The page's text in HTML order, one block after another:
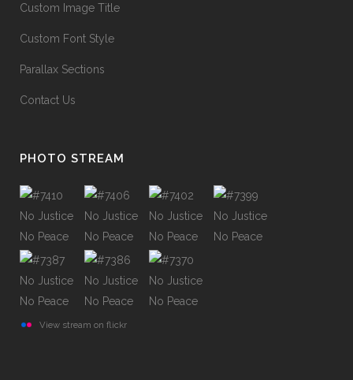
Custom Image Title
Custom Font Style
Parallax Sections
Contact Us
PHOTO STREAM
View stream on flickr